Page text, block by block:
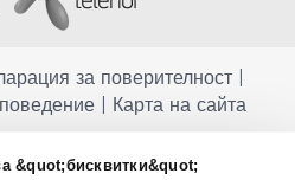
&quot;бисквитки&quot;
за поверителност|
| Карта на сайта
диета и не са предназначени за